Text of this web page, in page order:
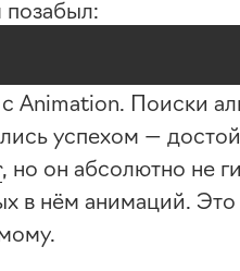
позабыл:
Animation. Поиски
успехом —
, но он абсолютно не
в нём анимаций.